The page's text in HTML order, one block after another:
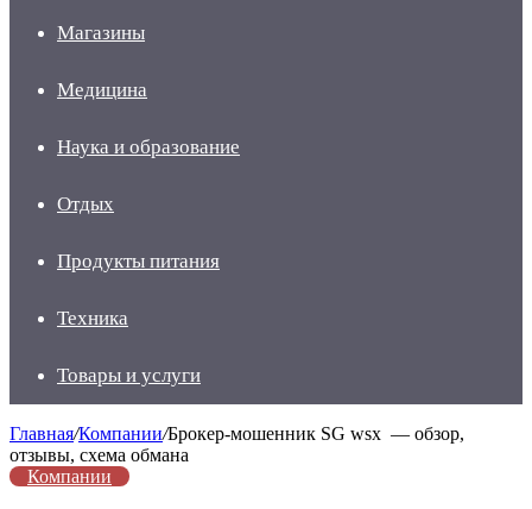
Магазины
Медицина
Наука и образование
Отдых
Продукты питания
Техника
Товары и услуги
Главная/Компании/Брокер-мошенник SG wsx — обзор,
отзывы, схема обмана
Компании